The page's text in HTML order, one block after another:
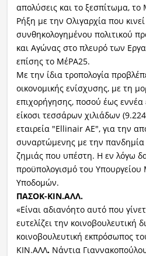
απολύσεις και το ξεσπίτωμα,
Ρήξη με την Ολιγαρχία που
συνθηκολογημένου πολιτικού
και Αγώνας στο πλευρό των
επίσης το ΜέΡΑ25.
Με την ίδια τροπολογία
οικονομικής ενίσχυσης, με τη
επιχορήγησης, ποσού έως
είκοσι τεσσάρων χιλιάδων
εταιρεία "Ellinair ΑΕ", για την
συναρτώμενης με την πανδημία
ζημιάς που υπέστη. Η εν λόγω
προϋπολογισμό του
Υποδομών.
ΠΑΣΟΚ-ΚΙΝ.ΑΛΛ.
«Είναι αδιανόητο αυτό που
ευτελίζει την κοινοβουλευτική
κοινοβουλευτική εκπρόσωπος
ΚΙΝ.ΑΛΛ.Νάντια